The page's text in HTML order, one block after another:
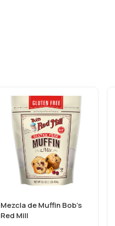
Mezcla de Muffin Bob’s
Red Mill